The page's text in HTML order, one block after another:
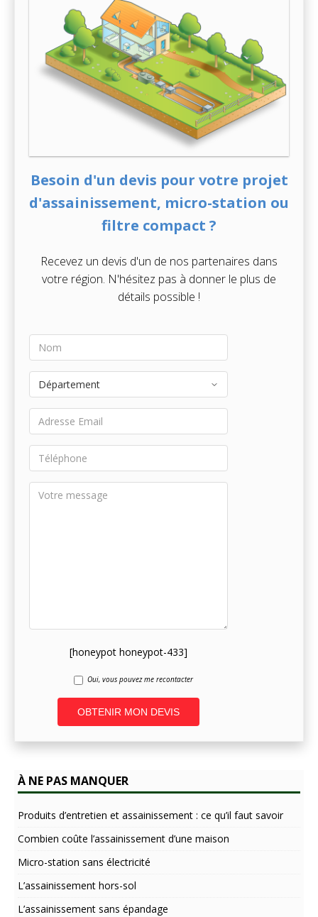
Besoin d'un devis pour votre projet
d'assainissement, micro-station ou
filtre compact ?
Recevez un devis d'un de nos partenaires dans
votre région. N'hésitez pas à donner le plus de
détails possible !
[honeypot honeypot-433]
Oui, vous pouvez me recontacter
l
r
n
t
i
e
:
À NE PAS MANQUER
Produits d’entretien et assainissement : ce qu’il faut savoir
Combien coûte l’assainissement d’une maison
Micro-station sans électricité
L’assainissement hors-sol
L’assainissement sans épandage